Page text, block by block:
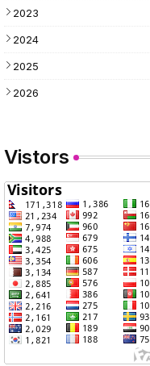
2023
2024
2025
2026
Vistors